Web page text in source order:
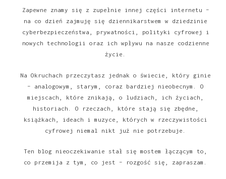
Zapewne znamy się z zupełnie innej części internetu –
na co dzień zajmuję się dziennikarstwem w dziedzinie
cyberbezpieczeństwa, prywatności, polityki cyfrowej i
nowych technologii oraz ich wpływu na nasze codzienne
życie.
Na Okruchach przeczytasz jednak o świecie, który ginie
– analogowym, starym, coraz bardziej nieobecnym. O
miejscach, które znikają, o ludziach, ich życiach,
historiach. O rzeczach, które stają się zbędne,
książkach, ideach i muzyce, których w rzeczywistości
cyfrowej niemal nikt już nie potrzebuje.
Ten blog nieoczekiwanie stał się mostem łączącym to,
co przemija z tym, co jest – rozgość się, zapraszam.